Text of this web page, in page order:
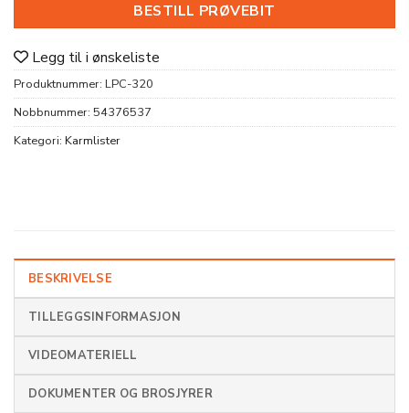
BESTILL PRØVEBIT
Legg til i ønskeliste
Produktnummer: LPC-320
Nobbnummer: 54376537
Kategori: Karmlister
BESKRIVELSE
TILLEGGSINFORMASJON
VIDEOMATERIELL
DOKUMENTER OG BROSJYRER